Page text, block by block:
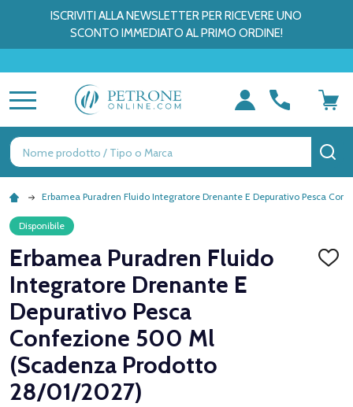
ISCRIVITI ALLA NEWSLETTER PER RICEVERE UNO
SCONTO IMMEDIATO AL PRIMO ORDINE!
Ricerca
Erbamea Puradren Fluido Integratore Drenante E Depurativo Pesca
Disponibile
Erbamea Puradren Fluido
Integratore Drenante E
Depurativo Pesca
Confezione 500 Ml
(Scadenza Prodotto
28/01/2027)